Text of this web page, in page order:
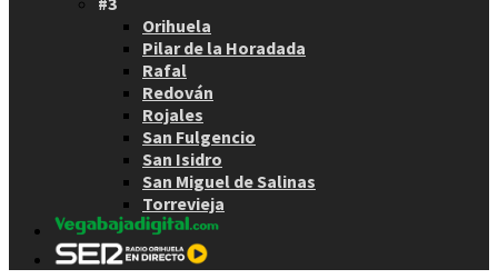
Orihuela
Pilar de la Horadada
Rafal
Redován
Rojales
San Fulgencio
San Isidro
San Miguel de Salinas
Torrevieja